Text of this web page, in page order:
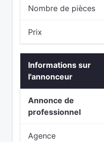
Nombre de pièces
Prix
Informations sur
l'annonceur
Annonce de
professionnel
Agence